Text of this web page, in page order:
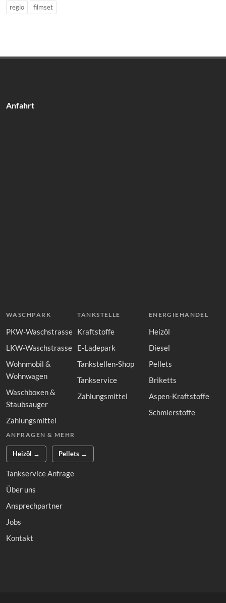
regio
filmset
Anfahrt
WASCHPARK
PKW-Waschstrasse
LKW-Waschstrasse
Wohnmobil &
Wohnwagen
Waschboxen &
Staubsauger
Zahlungsmittel
TANKSTELLE
Kraftstoffe
E-Ladepark
Tankstellen-Shop
Tankservice
Zahlungsmittel
ENERGIEHANDEL
Heizöl
Diesel
Pellets
Briketts
Aspen-Kraftstoffe
Schmierstoffe
ANFRAGEN & MEHR
Heizöl → Pellets →
Tankservice Anfrage
Über uns
Ansprechpartner
Jobs
Kontakt